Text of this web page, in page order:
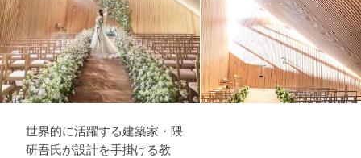
世界的に活躍する建築家・隈
研吾氏が設計を手掛ける教